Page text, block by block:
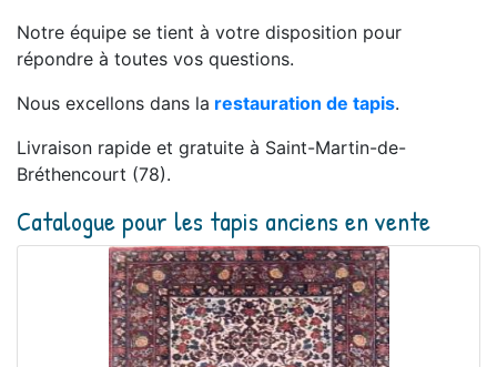
Notre équipe se tient à votre disposition pour
répondre à toutes vos questions.
Nous excellons dans la restauration de tapis.
Livraison rapide et gratuite à Saint-Martin-de-
Bréthencourt (78).
Catalogue pour les tapis anciens en vente